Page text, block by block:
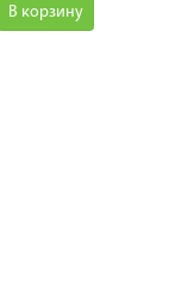
В корзину